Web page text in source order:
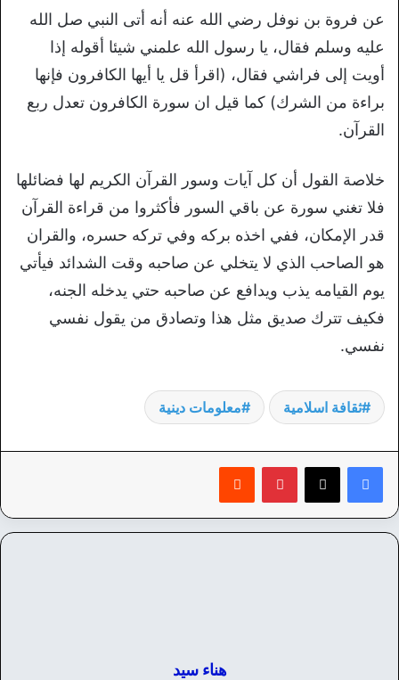
عن فروة بن نوفل رضي الله عنه أنه أتى النبي صل الله
عليه وسلم فقال، يا رسول الله علمني شيئا أقوله إذا
أويت إلى فراشي فقال، (اقرأ قل يا أيها الكافرون فإنها
براءة من الشرك) كما قيل ان سورة الكافرون تعدل ربع
القرآن.
خلاصة القول أن كل آيات وسور القرآن الكريم لها فضائلها
فلا تغني سورة عن باقي السور فأكثروا من قراءة القرآن
قدر الإمكان، ففي اخذه بركه وفي تركه حسره، والقران
هو الصاحب الذي لا يتخلي عن صاحبه وقت الشدائد فيأتي
يوم القيامه يذب ويدافع عن صاحبه حتي يدخله الجنه،
فكيف تترك صديق مثل هذا وتصادق من يقول نفسي
نفسي.
ثقافة اسلامية معلومات دينية
بينتيريست
هناء سيد